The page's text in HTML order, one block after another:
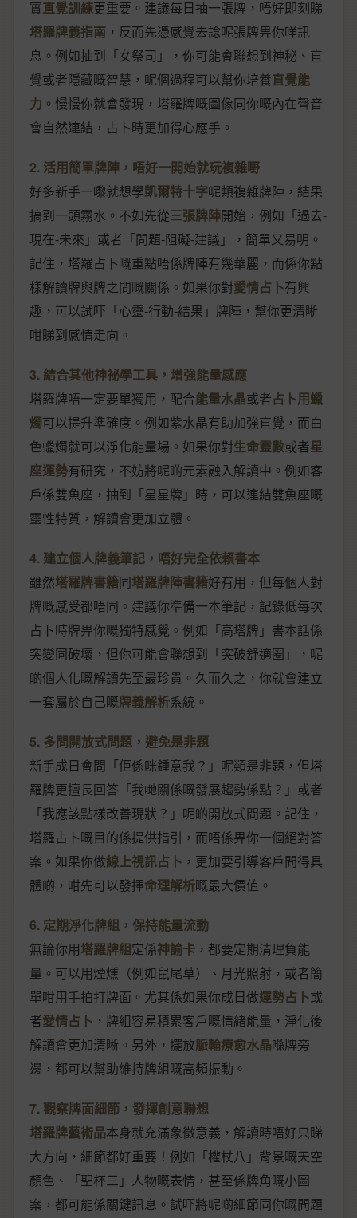
實直覺訓練更重要。建議每日抽一張牌，唔好即刻睇
塔羅牌義指南 ，反而先憑感覺去諗呢張牌畀你咩訊
息。例如抽到「女祭司」，你可能會聯想到神秘、直
覺或者隱藏嘅智慧，呢個過程可以幫你培養直覺能
力 。慢慢你就會發現，塔羅牌嘅圖像同你嘅內在聲音
會自然連結，占卜時更加得心應手。
2. 活用簡單牌陣，唔好一開始就玩複雜嘢
好多新手一嚟就想學凱爾特十字呢類複雜牌陣，結果
搞到一頭霧水。不如先從三張牌陣開始，例如「過去-
現在-未來」或者「問題-阻礙-建議」，簡單又易明。
記住，塔羅占卜嘅重點唔係牌陣有幾華麗，而係你點
樣解讀牌與牌之間嘅關係。如果你對愛情占卜有興
趣，可以試吓「心靈-行動-結果」牌陣，幫你更清晰
咁睇到感情走向。
3. 結合其他神祕學工具，增強能量感應
塔羅牌唔一定要單獨用，配合能量水晶或者占卜用蠟
燭可以提升準確度。例如紫水晶有助加強直覺，而白
色蠟燭就可以淨化能量場。如果你對生命靈數或者星
座運勢有研究，不妨將呢啲元素融入解讀中。例如客
戶係雙魚座，抽到「星星牌」時，可以連結雙魚座嘅
靈性特質，解讀會更加立體。
4. 建立個人牌義筆記，唔好完全依賴書本
雖然塔羅牌書籍同塔羅牌陣書籍好有用，但每個人對
牌嘅感受都唔同。建議你準備一本筆記，記錄低每次
占卜時牌畀你嘅獨特感覺。例如「高塔牌」書本話係
突變同破壞，但你可能會聯想到「突破舒適圈」，呢
啲個人化嘅解讀先至最珍貴。久而久之，你就會建立
一套屬於自己嘅牌義解析系統。
5. 多問開放式問題，避免是非題
新手成日會問「佢係咪鍾意我？」呢類是非題，但塔
羅牌更擅長回答「我哋關係嘅發展趨勢係點？」或者
「我應該點樣改善現狀？」呢啲開放式問題。記住，
塔羅占卜嘅目的係提供指引，而唔係畀你一個絕對答
案。如果你做線上視訊占卜 ，更加要引導客戶問得具
體啲，咁先可以發揮命理解析嘅最大價值。
6. 定期淨化牌組，保持能量流動
無論你用塔羅牌組定係神諭卡 ，都要定期清理負能
量。可以用煙燻（例如鼠尾草）、月光照射，或者簡
單咁用手拍打牌面。尤其係如果你成日做運勢占卜或
者愛情占卜 ，牌組容易積累客戶嘅情緒能量，淨化後
解讀會更加清晰。另外，擺放脈輪療愈水晶喺牌旁
邊，都可以幫助維持牌組嘅高頻振動。
7. 觀察牌面細節，發揮創意聯想
塔羅牌藝術品本身就充滿象徵意義，解讀時唔好只睇
大方向，細節都好重要！例如「權杖八」背景嘅天空
顏色、「聖杯三」人物嘅表情，甚至係牌角嘅小圖
案，都可能係關鍵訊息。試吓將呢啲細節同你嘅問題